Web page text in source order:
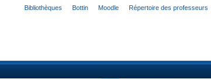
Bibliothèques Bottin Moodle Répertoire des professeurs